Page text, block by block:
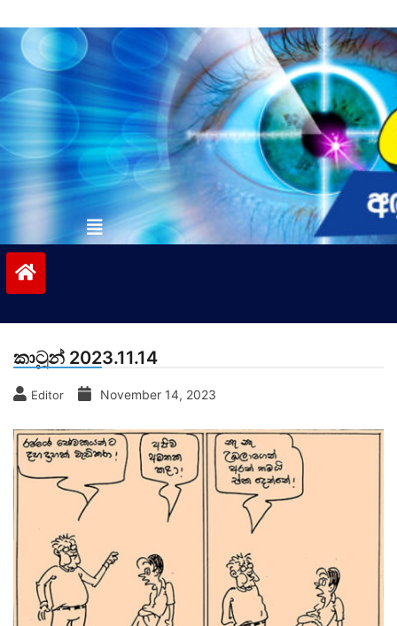
to
contentvinivida.lk
කාටූන් 2023.11.14
Editor November 14, 2023